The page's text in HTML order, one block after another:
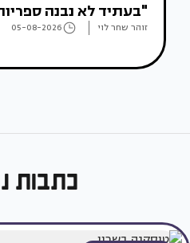
"בעתיד לא נבנה
זוהר שחר לוי 05-08-2026
כתבות